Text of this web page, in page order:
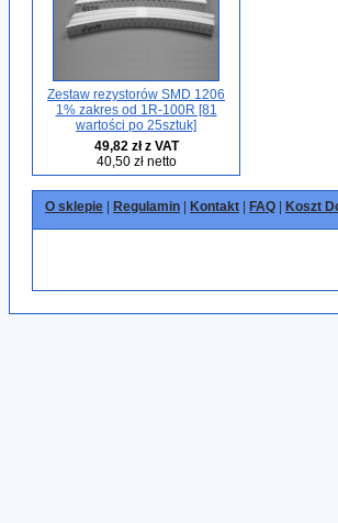
Zestaw rezystorów SMD 1206
1% zakres od 1R-100R [81
wartości po 25sztuk]
49,82 zł z VAT
40,50 zł netto
O sklepie Regulamin Kontakt FAQ Koszt